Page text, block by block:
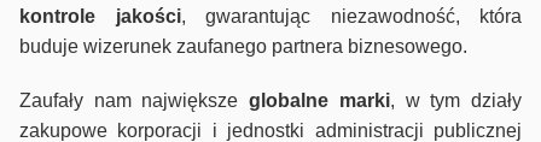
kontrole jakości, gwarantując niezawodność, która
buduje wizerunek zaufanego partnera biznesowego.
Zaufały nam największeglobalne marki, w tym działy
zakupowe korporacji i jednostki administracji publicznej